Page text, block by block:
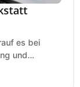
es bei
und